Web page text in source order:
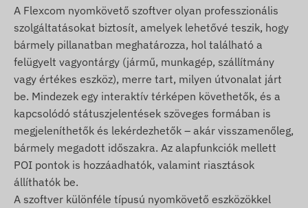
úton megvalósított szolgáltatások ismertetését
(pl. további riasztások, útvonalak térképes
megjelenítése és diagramos elemzése,
menetlevelek és egyéb kimutatások készítése
stb.) a Nyomkövető szoftver leírásánál találja.
A csomag tartalma
NINGMORE NT21S-SA 4g lte relé jármű gps
nyomkövető
Bekötő kábel
Üzembehelyezési útmutató
A Flexcom nyomkövető szoftver olyan professzionális
szolgáltatásokat biztosít, amelyek lehetővé teszik, hogy
bármely pillanatban meghatározza, hol található a
felügyelt vagyontárgy (jármű, munkagép, szállítmány
vagy értékes eszköz), merre tart, milyen útvonalat járt
be. Mindezek egy interaktív térképen követhetők, és a
kapcsolódó státuszjelentések szöveges formában is
megjeleníthetők és lekérdezhetők – akár visszamenőleg,
bármely megadott időszakra. Az alapfunkciók mellett
POI pontok is hozzáadhatók, valamint riasztások
állíthatók be.
A szoftver különféle típusú nyomkövető eszközökkel